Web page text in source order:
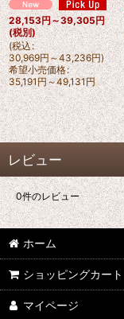
28,153円～39,305円
(税別)
(税込:
30,969円～43,236円)
希望小売価格:
35,191円～49,131円
レビュー
0件のレビュー
ホーム
ショッピングカート
マイページ